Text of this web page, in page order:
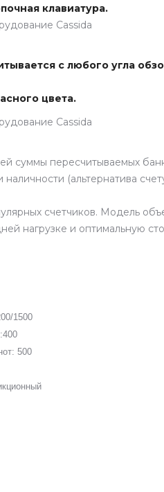
клавиатура.
с любого угла
цвета.
суммы пересчитываемых
(альтернатива
счетчиков. Модель
нагрузке и оптимальную
1500
400
500